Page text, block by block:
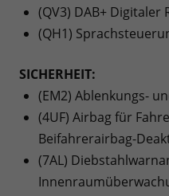
(QV3) DAB+ Digitaler
(QH1)
SICHERHEIT:
(EM2) Ablenkungs-
(4UF) Airbag für
Beifahrerairbag-
(7AL)